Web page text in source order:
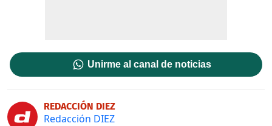
Unirme al canal de noticias
REDACCIÓN DIEZ
Redacción DIEZ